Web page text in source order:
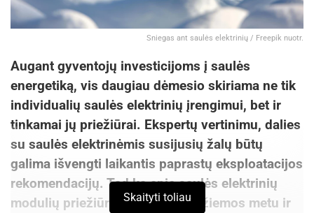
Sniegas ant saulės elektrinių / Freepik nuotr.
Augant gyventojų investicijoms į saulės
energetiką, vis daugiau dėmesio skiriama ne tik
individualių saulės elektrinių įrengimui, bet ir
tinkamai jų priežiūrai. Ekspertų vertinimu, dalies
su saulės elektrinėmis susijusių žalų būtų
galima išvengti laikantis paprastų eksploatacijos
rekomendacijų. Tad ką apie saulės elektrinių
modulių priežiūrą svarbu žinoti žiemos metu ir
Skaityti toliau